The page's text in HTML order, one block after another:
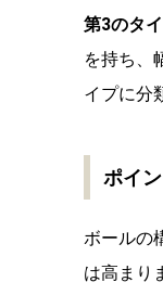
第3のタ
を持ち、
イプに分
ポイ
ボールの
は高まり